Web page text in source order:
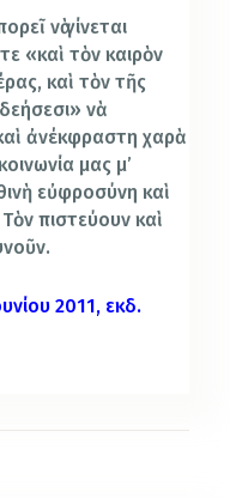
νὰ γίνεται
«καὶ τὸν καιρὸν
καὶ τὸν τῆς
νὰ
ἀνέκφραστη χαρὰ
μας μ’
εὐφροσύνη καὶ
πιστεύουν καὶ
2011, εκδ.